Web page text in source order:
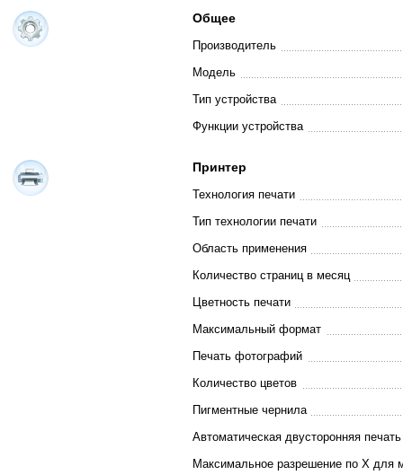
Общее
Производитель
Модель
Тип устройства
Функции устройства
Принтер
Технология печати
Тип технологии печати
Область применения
Количество страниц в месяц
Цветность печати
Максимальный формат
Печать фотографий
Количество цветов
Пигментные чернила
Автоматическая двусторонняя печать
Максимальное разрешение по X для